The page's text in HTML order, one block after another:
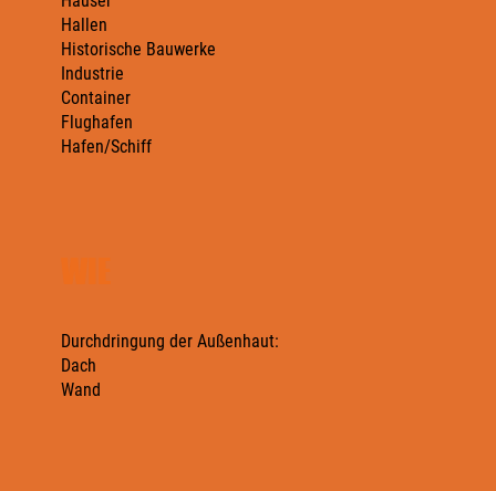
Hallen
Historische Bauwerke
Industrie
Container
Flughafen
Hafen/Schiff
Durchdringung der Außenhaut:
Dach
Wand